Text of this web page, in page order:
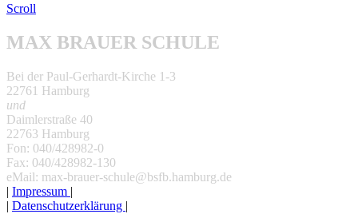
Scroll
MAX BRAUER SCHULE
Bei der Paul-Gerhardt-Kirche 1-3
22761 Hamburg
und
Daimlerstraße 40
22763 Hamburg
Fon: 040/428982-0
Fax: 040/428982-130
eMail: max-brauer-schule@bsfb.hamburg.de
| Impressum |
| Datenschutzerklärung |